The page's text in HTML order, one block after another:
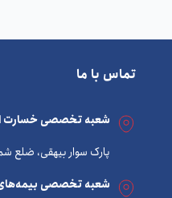
تماس با ما
شعبه تخصصی خسارت
پارک سوار بیهقی، ضلع
شعبه تخصصی